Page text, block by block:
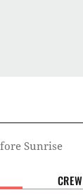
Sunrise
CREW